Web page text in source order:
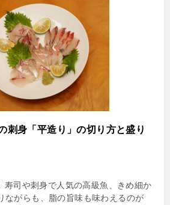
刺身「平造り」の切り方と盛り
寿司や刺身で人気の高級魚、きめ細か
ながらも、脂の旨味も味わえるのが